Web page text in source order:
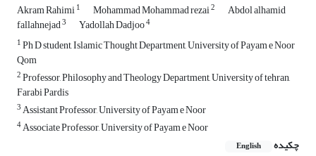
Akram Rahimi1 Mohammad Mohammad rezai2 Abdol alhamid
fallahnejad3 Yadollah Dadjoo4
1Ph D student, Islamic Thought Department, University of Payam e Noor
Qom
2Professor, Philosophy and Theology Department, University of tehran,
Farabi Pardis
3Assistant Professor, University of Payam e Noor
4Associate Professor, University of Payam e Noor
چکیده
English